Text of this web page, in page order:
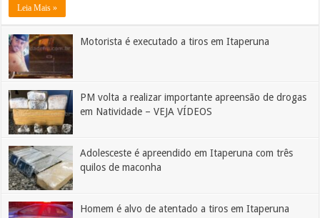
Leia Mais »
Motorista é executado a tiros em Itaperuna
PM volta a realizar importante apreensão de drogas
em Natividade – VEJA VÍDEOS
Adolesceste é apreendido em Itaperuna com três
quilos de maconha
Homem é alvo de atentado a tiros em Itaperuna